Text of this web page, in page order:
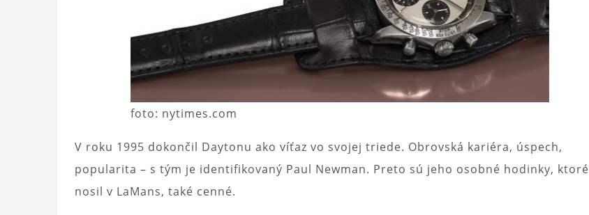
foto: nytimes.com
V roku 1995 dokončil Daytonu ako víťaz vo svojej triede. Obrovská kariéra, úspech,
popularita – s tým je identifikovaný Paul Newman. Preto sú jeho osobné hodinky, ktoré
nosil v LaMans, také cenné.